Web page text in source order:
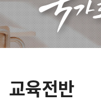
교육전반